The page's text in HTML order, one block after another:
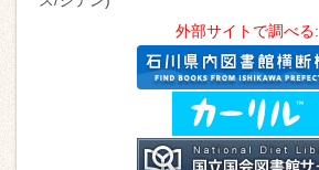
外部サイトで調べる: